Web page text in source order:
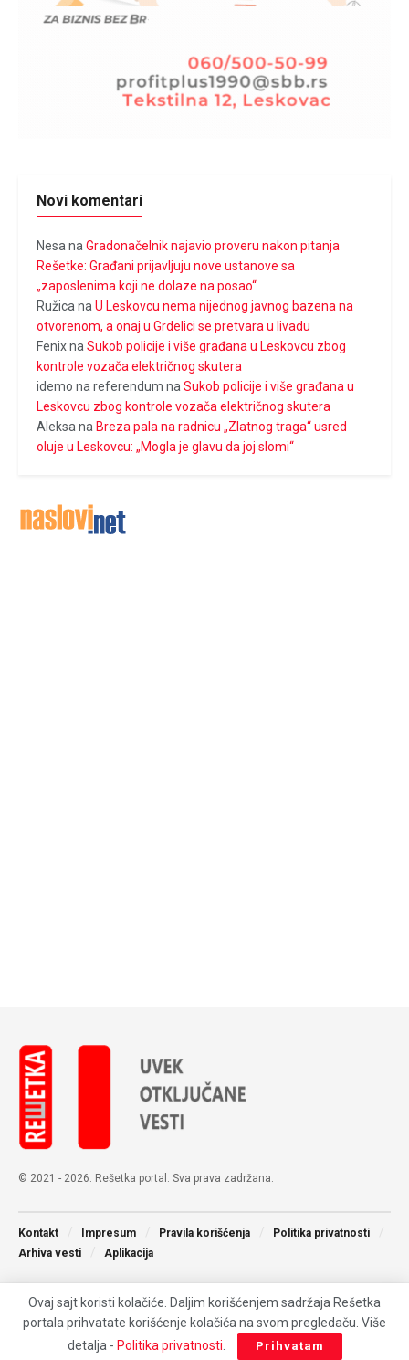
Novi komentari
NesanaGradonačelnik najavio proveru nakon pitanja
Rešetke: Građani prijavljuju nove ustanove sa
„zaposlenima koji ne dolaze na posao“
RužicanaU Leskovcu nema nijednog javnog bazena na
otvorenom, a onaj u Grdelici se pretvara u livadu
FenixnaSukob policije i više građana u Leskovcu zbog
kontrole vozača električnog skutera
idemo na referendum naSukob policije i više građana u
Leskovcu zbog kontrole vozača električnog skutera
Aleksana Breza pala na radnicu „Zlatnog traga“ usred
oluje u Leskovcu: „Mogla je glavu da joj slomi“
© 2021 - 2026. Rešetka portal. Sva prava zadržana.
Kontakt Impresum Pravila korišćenja
Politika privatnosti
Arhiva vesti
Aplikacija
Ovaj sajt koristi kolačiće. Daljim korišćenjem sadržaja Rešetka
portala prihvatate korišćenje kolačića na svom pregledaču. Više
detalja - Politika privatnosti Prihvatam